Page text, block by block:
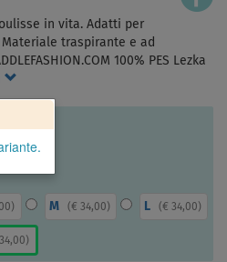
in vita. Adatti per
traspirante e ad
100% PES Lezka
) M ( € 34,00) L ( € 34,00)
)